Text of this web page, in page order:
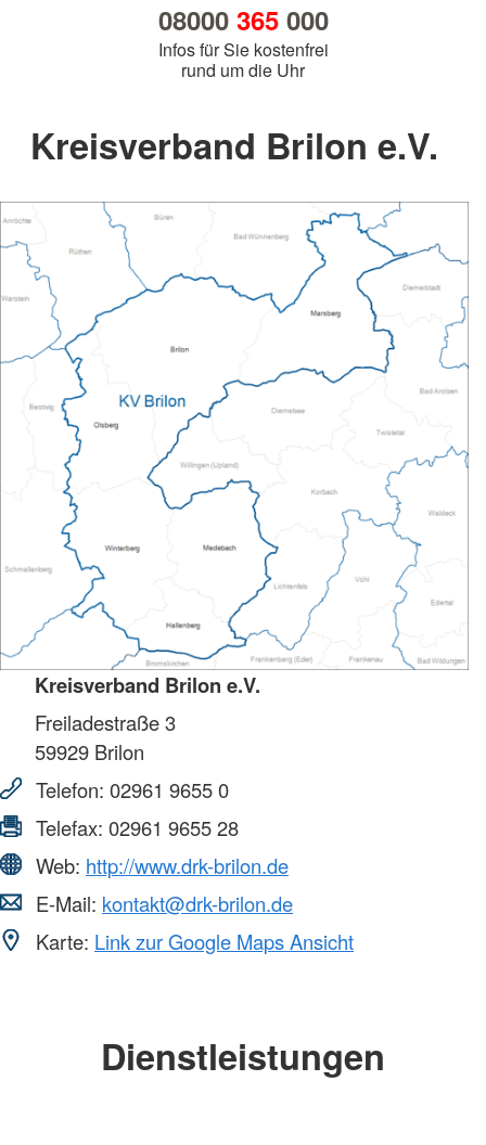
08000 365000
Infos für Sie kostenfrei
rund um die Uhr
Kreisverband Brilon e.V.
Kreisverband Brilon e.V.
Freiladestraße 3
59929 Brilon
Telefon: 02961 9655 0
Telefax: 02961 9655 28
Web: http://www.drk-brilon.de
E-Mail: kontakt@drk-brilon.de
Karte: Link zur Google Maps Ansicht
Dienstleistungen